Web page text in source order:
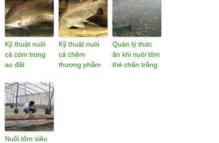
Kỹ thuật nuôi
cá còm trong
ao đất
Kỹ thuật nuôi
cá chẽm
thương phẩm
Quản lý thức
ăn khi nuôi tôm
thẻ chân trắng
Nuôi tôm siêu